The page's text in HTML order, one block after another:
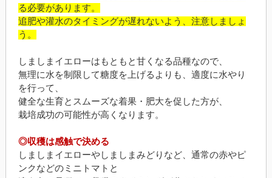
る必要があります。
追肥や灌水のタイミングが遅れないよう、注意しましょ
う。
しましまイエローはもともと甘くなる品種なので、
無理に水を制限して糖度を上げるよりも、適度に水やり
を行って、
健全な生育とスムーズな着果・肥大を促した方が、
栽培成功の可能性が高くなります。
◎収穫は感触で決める
しましまイエローやしましまみどりなど、通常の赤やピ
ンクなどのミニトマトと